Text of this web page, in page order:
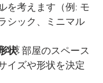
の技
を考えます（例: モ
シック、ミニマル
状: 部屋のスペース
イズや形状を決定